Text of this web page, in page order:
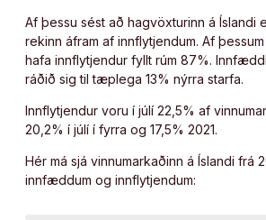
Af þessu sést að hagvöxturinn á Íslandi
rekinn áfram af innflytjendum. Af
hafa innflytjendur fyllt rúm 87%.
ráðið sig til tæplega 13% nýrra starfa.
Innflytjendur voru í júlí 22,5% af
20,2% í júlí í fyrra og 17,5% 2021.
Hér má sjá vinnumarkaðinn á Íslandi frá
innfæddum og innflytjendum: